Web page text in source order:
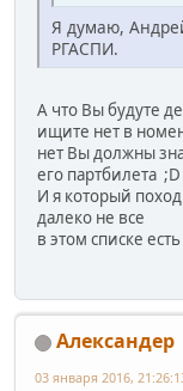
Я думаю,
РГАСПИ.
А что Вы будуте
ищите нет в
нет Вы должны
его партбилета
И я который
далеко не все
в этом списке
Александер
03 января 2016,